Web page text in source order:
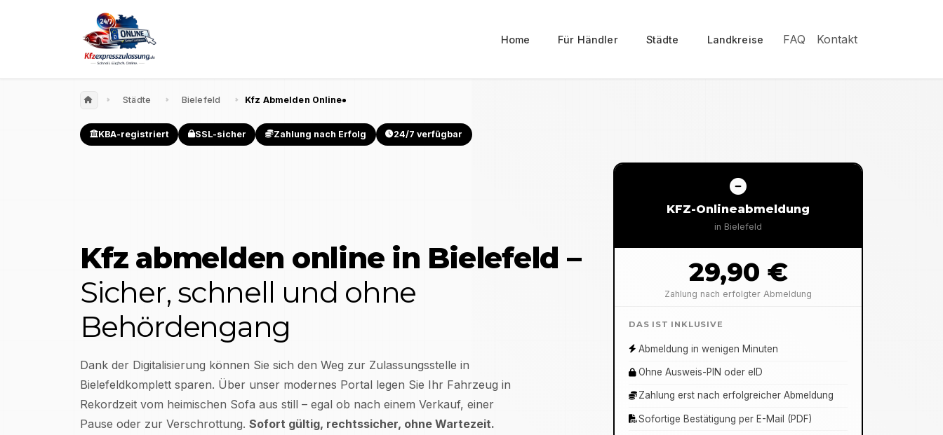
Home Für Händler Städte Landkreise FAQ Kontakt
Städte Bielefeld Kfz Abmelden Online
KBA-registriert SSL-sicher Zahlung nach Erfolg 24/7 verfügbar
Kfz abmelden online in Bielefeld –
Sicher, schnell und ohne
Behördengang
Dank der Digitalisierung können Sie sich den Weg zur Zulassungsstelle in
Bielefeldkomplett sparen. Über unser modernes Portal legen Sie Ihr Fahrzeug in
Rekordzeit vom heimischen Sofa aus still – egal ob nach einem Verkauf, einer
Pause oder zur Verschrottung. Sofort gültig, rechtssicher, ohne Wartezeit.
KFZ-Onlineabmeldung
in Bielefeld
29,90 €
Zahlung nach erfolgter Abmeldung
DAS IST INKLUSIVE
Abmeldung in wenigen Minuten
Ohne Ausweis-PIN oder eID
Zahlung erst nach erfolgreicher Abmeldung
Sofortige Bestätigung per E-Mail (PDF)